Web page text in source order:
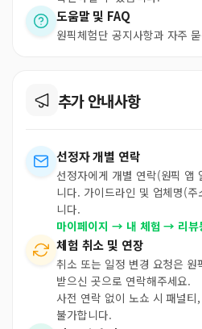
도움말 및 FAQ
원픽체험단 공지사항과 자주
추가 안내사항
선정자 개별 연락
선정자에게 개별 연락(원픽 앱
니다. 가이드라인 및 업체명(
니다.
마이페이지 → 내 체험 → 리뷰
체험 취소 및 연장
취소 또는 일정 변경 요청은
받으신 곳으로 연락해주세요.
사전 연락 없이 노쇼 시 패널
불가합니다.